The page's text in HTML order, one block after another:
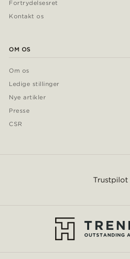
Fortrydelsesret
Kontakt os
OM OS
Om os
Ledige stillinger
Nye artikler
Presse
CSR
Trustpilot